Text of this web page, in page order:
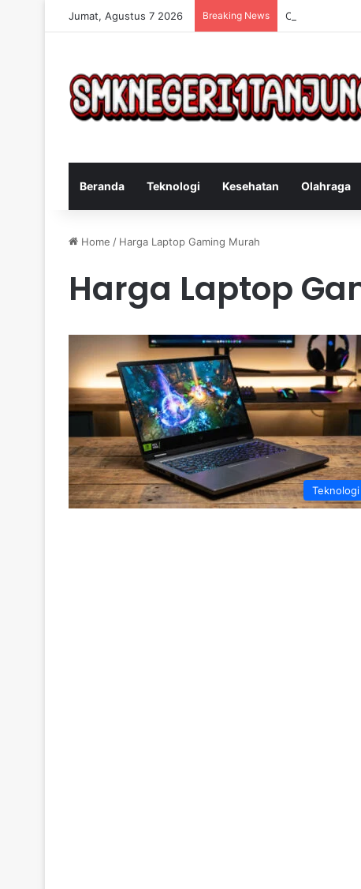
Jumat, Agustus 7 2026 Breaking News Cara Efektif
Beranda Teknologi Kesehatan Olahraga
Home / Harga Laptop Gaming Murah
Harga Laptop
Teknologi